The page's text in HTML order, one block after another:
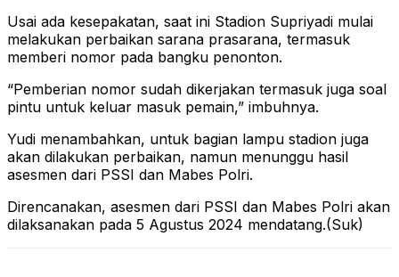
Usai ada kesepakatan, saat ini Stadion Supriyadi mulai
melakukan perbaikan sarana prasarana, termasuk
memberi nomor pada bangku penonton.
“Pemberian nomor sudah dikerjakan termasuk juga soal
pintu untuk keluar masuk pemain,” imbuhnya.
Yudi menambahkan, untuk bagian lampu stadion juga
akan dilakukan perbaikan, namun menunggu hasil
asesmen dari PSSI dan Mabes Polri.
Direncanakan, asesmen dari PSSI dan Mabes Polri akan
dilaksanakan pada 5 Agustus 2024 mendatang.(Suk)